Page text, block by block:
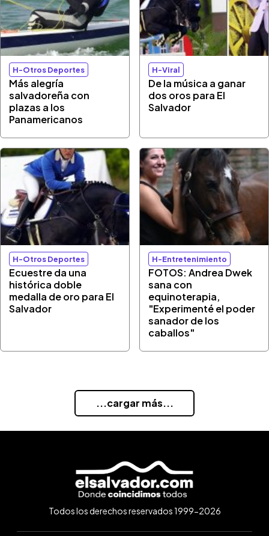
H-Otros Deportes
Más alegría
salvadoreña con
plazas a los
Panamericanos
H-Viral
De la música a ganar
dos oros para El
Salvador
H-Otros Deportes
Ecuestre da una
histórica doble
medalla de oro para El
Salvador
H-Entretenimiento
FOTOS: Andrea Dwek
sana con
equinoterapia,
"Experimenté el poder
sanador de los
caballos"
...cargar más...
Todos los derechos reservados 1999-2026